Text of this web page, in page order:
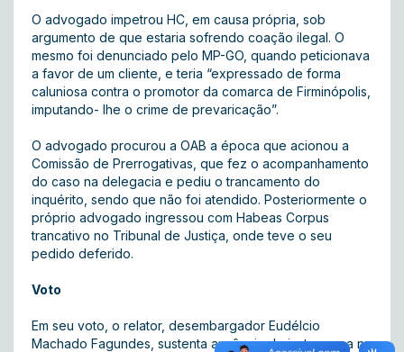
O advogado impetrou HC, em causa própria, sob
argumento de que estaria sofrendo coação ilegal. O
mesmo foi denunciado pelo MP-GO, quando peticionava
a favor de um cliente, e teria “expressado de forma
caluniosa contra o promotor da comarca de Firminópolis,
imputando- lhe o crime de prevaricação”.
O advogado procurou a OAB a época que acionou a
Comissão de Prerrogativas, que fez o acompanhamento
do caso na delegacia e pediu o trancamento do
inquérito, sendo que não foi atendido. Posteriormente o
próprio advogado ingressou com Habeas Corpus
trancativo no Tribunal de Justiça, onde teve o seu
pedido deferido.
Voto
Em seu voto, o relator, desembargador Eudélcio
Machado Fagundes, sustenta ausência de justa causa no